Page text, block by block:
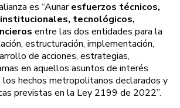
es “Aunaresfuerzos técnicos,
tecnológicos,
entre las dos entidades para la
estructuración, implementación,
de acciones, estrategias,
en aquellos asuntos de interés
los hechos metropolitanos declarados y
previstas en la Ley 2199 de 2022”.